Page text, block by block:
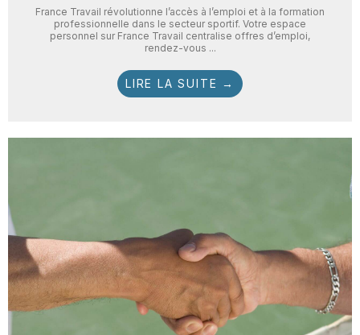
France Travail révolutionne l’accès à l’emploi et à la formation
professionnelle dans le secteur sportif. Votre espace
personnel sur France Travail centralise offres d’emploi,
rendez-vous ...
LIRE LA SUITE →